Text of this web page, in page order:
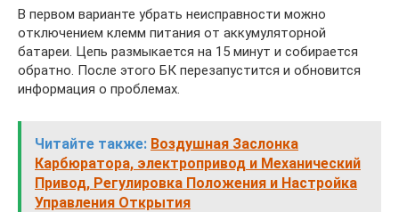
В первом варианте убрать неисправности можно
отключением клемм питания от аккумуляторной
батареи. Цепь размыкается на 15 минут и собирается
обратно. После этого БК перезапустится и обновится
информация о проблемах.
Читайте также: Воздушная Заслонка
Карбюратора, электропривод и Механический
Привод, Регулировка Положения и Настройка
Управления Открытия